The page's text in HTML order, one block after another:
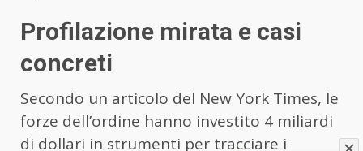
Profilazione mirata e casi
concreti
Secondo un articolo del New York Times, le
forze dell’ordine hanno investito 4 miliardi
di dollari in strumenti per tracciare i